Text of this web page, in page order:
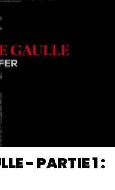
- PARTIE 1 :